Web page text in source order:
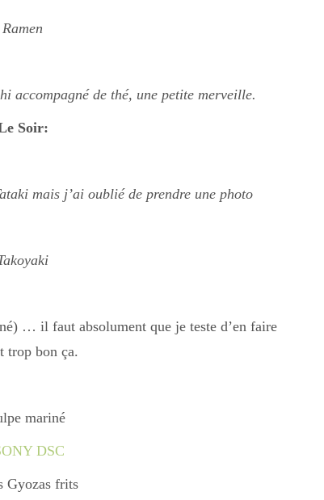
Ramen
accompagné de thé, une petite merveille.
Soir:
mais j’ai oublié de prendre une photo
… il faut absolument que je teste d’en faire
trop bon ça.
mariné
Gyozas frits